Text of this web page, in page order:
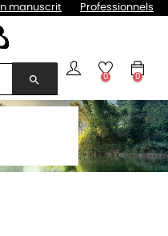
manuscrit Professionnels
search 0 0